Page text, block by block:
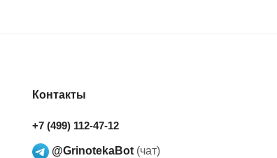
Контакты
+7 (499) 112-47-12
@GrinotekaBot (чат)